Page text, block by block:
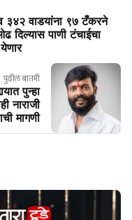
३४२ वाडयांना ९७ टँकरने
दिल्यास पाणी टंचाईचा
पुढील बातमी
पुन्हा
नाराजी
मागणी